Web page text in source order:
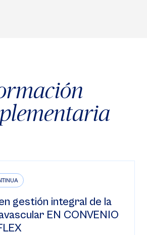
gestión integral de la
EN CONVENIO